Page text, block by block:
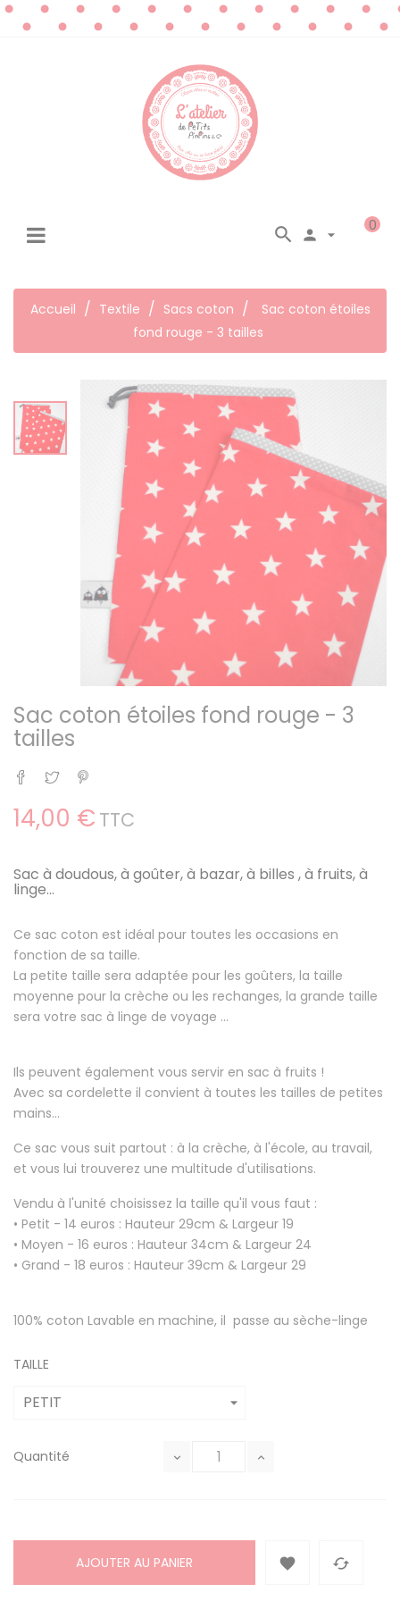
0
 

Accueil Textile Sacs coton
Sac coton étoiles
fond rouge - 3 tailles
Sac coton étoiles fond rouge - 3
tailles
Partager
Tweet
14,00 € TTC
Sac à doudous, à goûter, à bazar, à billes , à fruits, à
linge...
Ce sac coton est idéal pour toutes les occasions en
fonction de sa taille.
La petite taille sera adaptée pour les goûters, la taille
moyenne pour la crèche ou les rechanges, la grande taille
sera votre sac à linge de voyage ...
Ils peuvent également vous servir en sac à fruits !
Avec sa cordelette il convient à toutes les tailles de petites
mains...
Ce sac vous suit partout : à la crèche, à l'école, au travail,
et vous lui trouverez une multitude d'utilisations.
Vendu à l'unité choisissez la taille qu'il vous faut :
• Petit - 14 euros : Hauteur 29cm & Largeur 19
• Moyen - 16 euros : Hauteur 34cm & Largeur 24
• Grand - 18 euros : Hauteur 39cm & Largeur 29
100% coton Lavable en machine, il passe au sèche-linge
TAILLE
Quantité
AJOUTER AU PANIER  